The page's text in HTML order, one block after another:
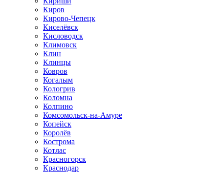
Киров
Кирово-Чепецк
Киселёвск
Кисловодск
Климовск
Клин
Клинцы
Ковров
Когалым
Кологрив
Коломна
Колпино
Комсомольск-на-Амуре
Копейск
Королёв
Кострома
Котлас
Красногорск
Краснодар